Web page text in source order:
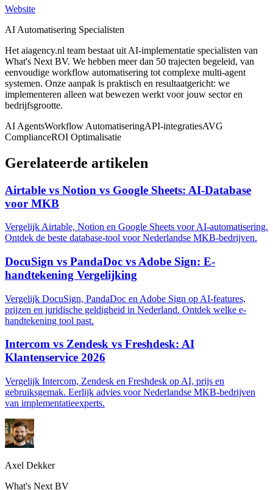
Website
AI Automatisering Specialisten
Het aiagency.nl team bestaat uit AI-implementatie specialisten van
What's Next BV. We hebben meer dan 50 trajecten begeleid, van
eenvoudige workflow automatisering tot complexe multi-agent
systemen. Onze aanpak is praktisch en resultaatgericht: we
implementeren alleen wat bewezen werkt voor jouw sector en
bedrijfsgrootte.
AI AgentsWorkflow AutomatiseringAPI-integratiesAVG
ComplianceROI Optimalisatie
Gerelateerde artikelen
Airtable vs Notion vs Google Sheets: AI-Database
voor MKB
Vergelijk Airtable, Notion en Google Sheets voor AI-automatisering.
Ontdek de beste database-tool voor Nederlandse MKB-bedrijven.
DocuSign vs PandaDoc vs Adobe Sign: E-
handtekening Vergelijking
Vergelijk DocuSign, PandaDoc en Adobe Sign op AI-features,
prijzen en juridische geldigheid in Nederland. Ontdek welke e-
handtekening tool past.
Intercom vs Zendesk vs Freshdesk: AI
Klantenservice 2026
Vergelijk Intercom, Zendesk en Freshdesk op AI, prijs en
gebruiksgemak. Eerlijk advies voor Nederlandse MKB-bedrijven
van implementatieexperts.
Axel Dekker
What's Next BV